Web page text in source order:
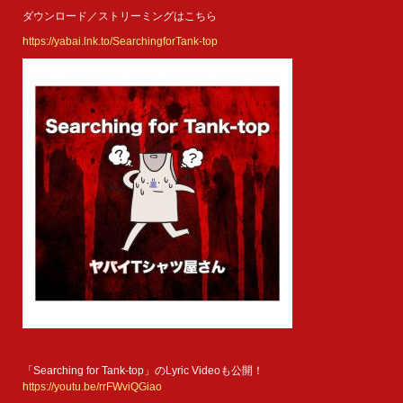
ダウンロード／ストリーミングはこちら
https://yabai.lnk.to/SearchingforTank-top
「Searching for Tank-top」のLyric Videoも公開！
https://youtu.be/rrFWviQGiao